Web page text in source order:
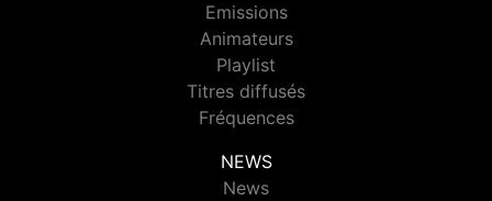
Emissions
Animateurs
Playlist
Titres diffusés
Fréquences
NEWS
News